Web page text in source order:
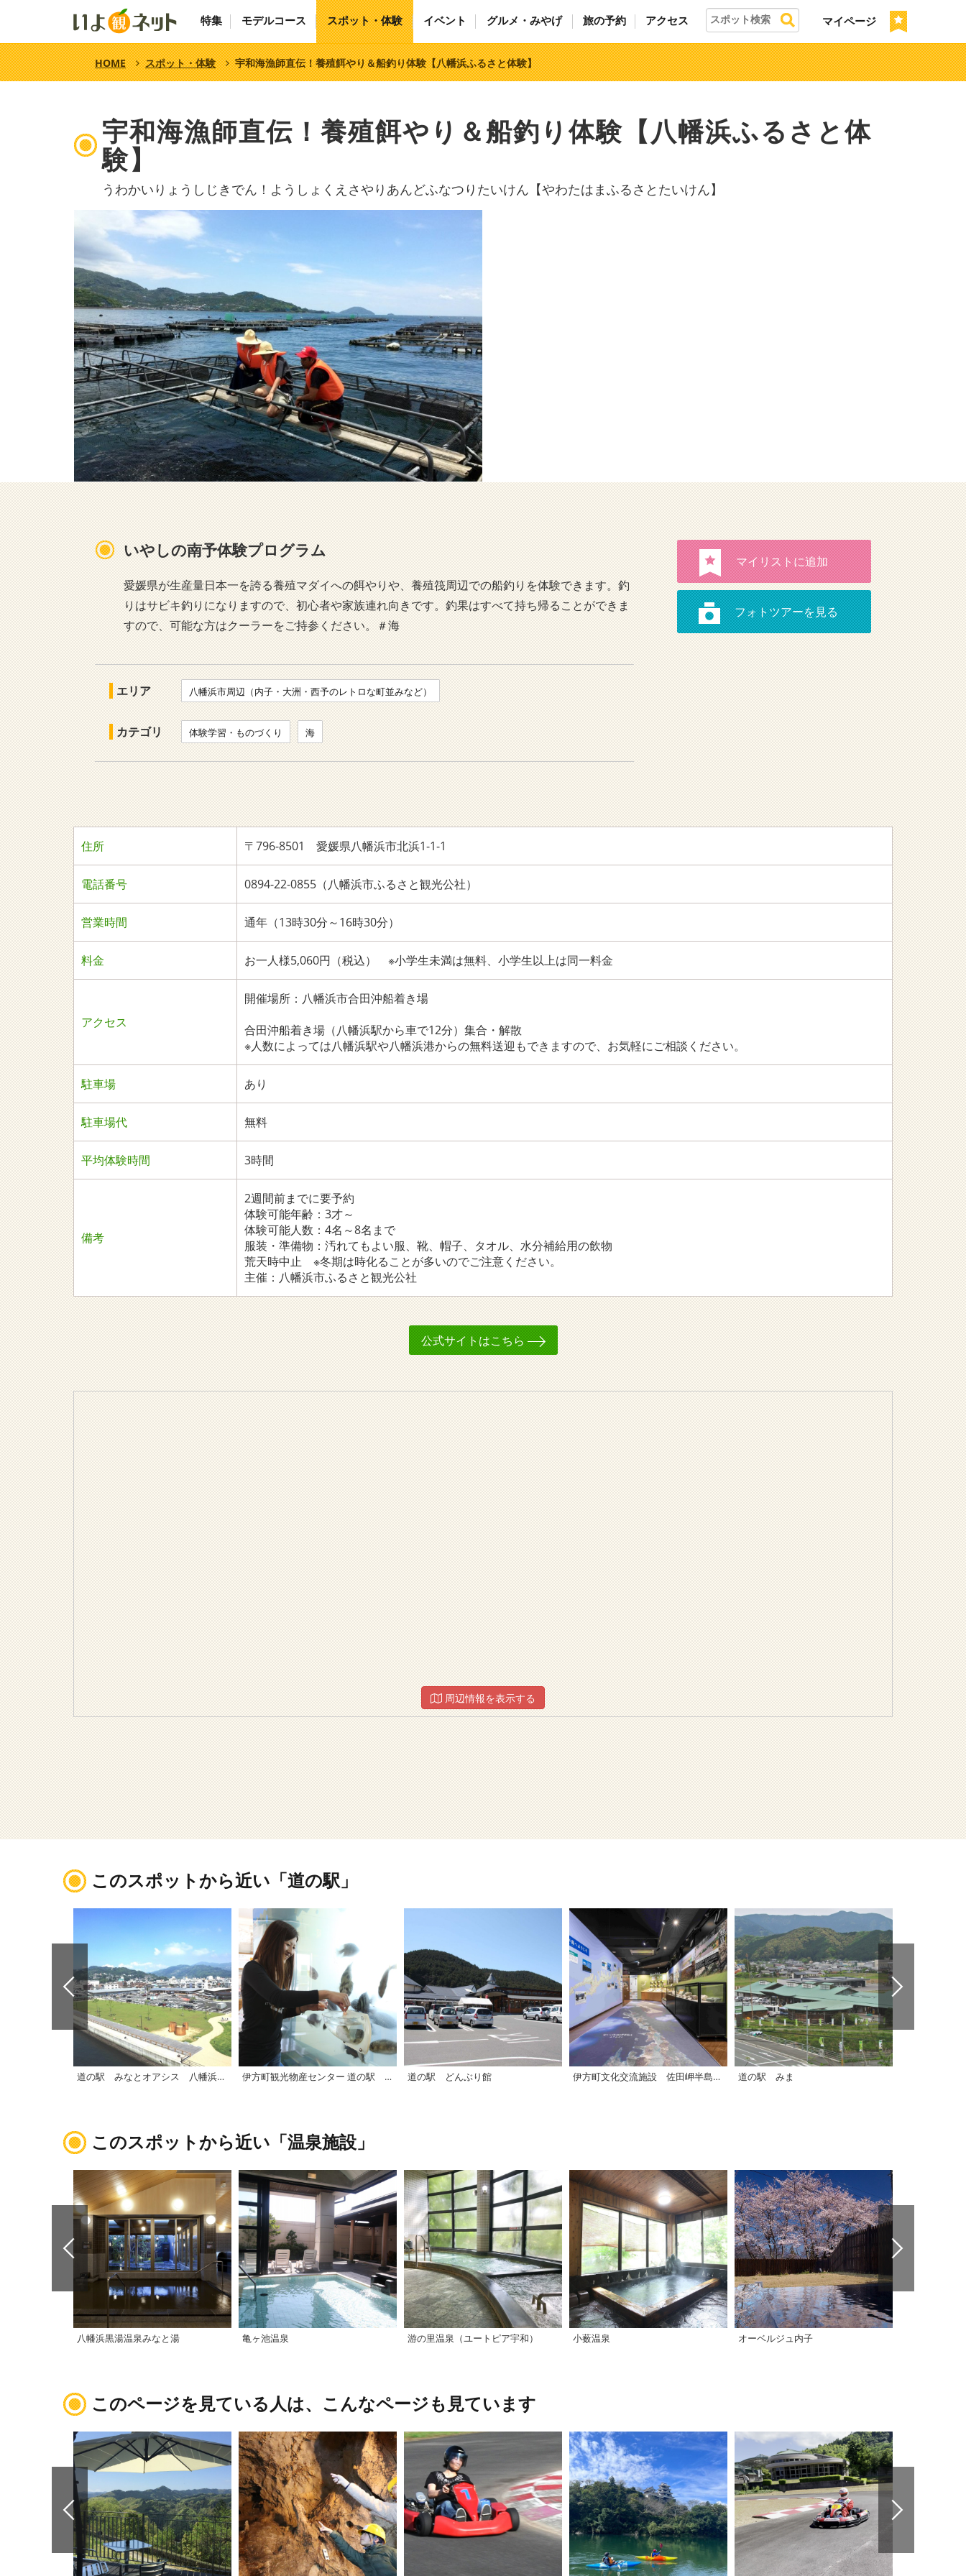
マイページ
特集 モデルコース スポット・体験 イベント グルメ・みやげ 旅の予約 アクセス
HOME スポット・体験 宇和海漁師直伝！養殖餌やり＆船釣り体験【八幡浜ふるさと体験】
宇和海漁師直伝！養殖餌やり＆船釣り体験【八幡浜ふるさと体
験】
うわかいりょうしじきでん！ようしょくえさやりあんどふなつりたいけん【やわたはまふるさとたいけん】
いやしの南予体験プログラム
愛媛県が生産量日本一を誇る養殖マダイへの餌やりや、養殖筏周辺での船釣りを体験できます。釣
りはサビキ釣りになりますので、初心者や家族連れ向きです。釣果はすべて持ち帰ることができま
すので、可能な方はクーラーをご持参ください。＃海
エリア 八幡浜市周辺（内子・大洲・西予のレトロな町並みなど）
カテゴリ 体験学習・ものづくり 海
住所 〒796-8501 愛媛県八幡浜市北浜1-1-1
電話番号 0894-22-0855（八幡浜市ふるさと観光公社）
営業時間 通年（13時30分～16時30分）
料金 お一人様5,060円（税込） ※小学生未満は無料、小学生以上は同一料金
アクセス
開催場所：八幡浜市合田沖船着き場
合田沖船着き場（八幡浜駅から車で12分）集合・解散
※人数によっては八幡浜駅や八幡浜港からの無料送迎もできますので、お気軽にご相談ください。
駐車場 あり
駐車場代 無料
平均体験時間 3時間
備考
2週間前までに要予約
体験可能年齢：3才～
体験可能人数：4名～8名まで
服装・準備物：汚れてもよい服、靴、帽子、タオル、水分補給用の飲物
荒天時中止 ※冬期は時化ることが多いのでご注意ください。
主催：八幡浜市ふるさと観光公社
公式サイトはこちら
周辺情報を表示する
このスポットから近い「道の駅」
道の駅 みなとオアシス 八幡浜みなっと「みなと交流館」 伊方町観光物産センター 道の駅 「伊方きらら館」 道の駅 どんぶり館 伊方町文化交流施設 佐田岬半島ミュージアム 道の駅 みま
このスポットから近い「温泉施設」
八幡浜黒湯温泉みなと湯 亀ヶ池温泉 游の里温泉（ユートピア宇和） 小薮温泉 オーベルジュ内子
このページを見ている人は、こんなページも見ています